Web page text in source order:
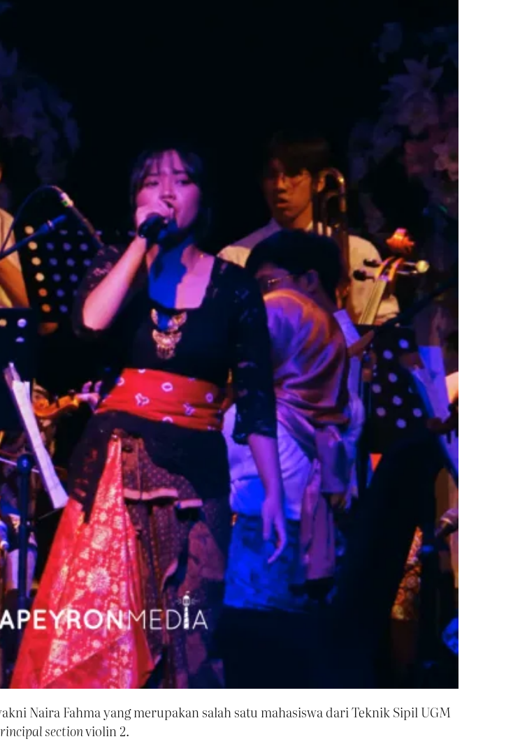
Naira Fahma yang merupakan salah satu mahasiswa dari Teknik Sipil UGM
sectionviolin 2.